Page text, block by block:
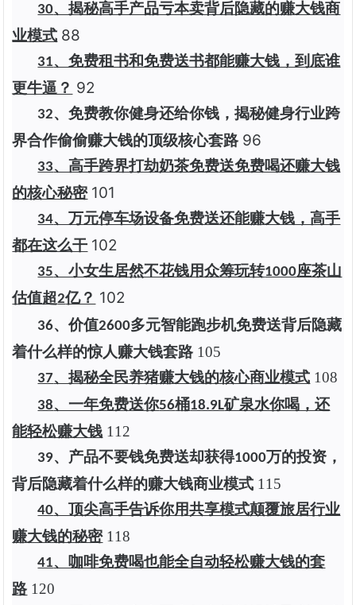
30、揭秘高手产品亏本卖背后隐藏的赚大钱商
业模式 88
31、免费租书和免费送书都能赚大钱，到底谁
更牛逼？ 92
32、免费教你健身还给你钱，揭秘健身行业跨
界合作偷偷赚大钱的顶级核心套路 96
33、高手跨界打劫奶茶免费送免费喝还赚大钱
的核心秘密 101
34、万元停车场设备免费送还能赚大钱，高手
都在这么干 102
35、小女生居然不花钱用众筹玩转1000座茶山
估值超2亿？ 102
36、价值2600多元智能跑步机免费送背后隐藏
着什么样的惊人赚大钱套路 105
37、揭秘全民养猪赚大钱的核心商业模式 108
38、一年免费送你56桶18.9L矿泉水你喝，还
能轻松赚大钱 1 12
39、产品不要钱免费送却获得1000万的投资，
背后隐藏着什么样的赚大钱商业模式 1 15
40、顶尖高手告诉你用共享模式颠覆旅居行业
赚大钱的秘密 1 18
41、咖啡免费喝也能全自动轻松赚大钱的套
路 1 20